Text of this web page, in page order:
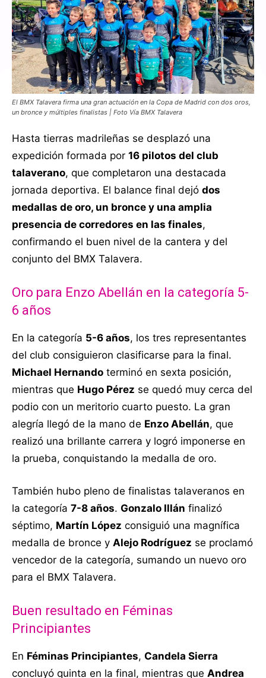
El BMX Talavera firma una gran actuación en la Copa de Madrid con dos oros,
un bronce y múltiples finalistas | Foto Vía BMX Talavera
Hasta tierras madrileñas se desplazó una
expedición formada por 16 pilotos del club
talaverano, que completaron una destacada
jornada deportiva. El balance final dejó dos
medallas de oro, un bronce y una amplia
presencia de corredores en las finales,
confirmando el buen nivel de la cantera y del
conjunto del BMX Talavera.
Oro para Enzo Abellán en la categoría 5-
6 años
En la categoría 5-6 años, los tres representantes
del club consiguieron clasificarse para la final.
Michael Hernando terminó en sexta posición,
mientras que Hugo Pérez se quedó muy cerca del
podio con un meritorio cuarto puesto. La gran
alegría llegó de la mano de Enzo Abellán, que
realizó una brillante carrera y logró imponerse en
la prueba, conquistando la medalla de oro.
También hubo pleno de finalistas talaveranos en
la categoría 7-8 años. Gonzalo Illán finalizó
séptimo, Martín López consiguió una magnífica
medalla de bronce y Alejo Rodríguez se proclamó
vencedor de la categoría, sumando un nuevo oro
para el BMX Talavera.
Buen resultado en Féminas
Principiantes
En Féminas Principiantes, Candela Sierra
concluyó quinta en la final, mientras que Andrea